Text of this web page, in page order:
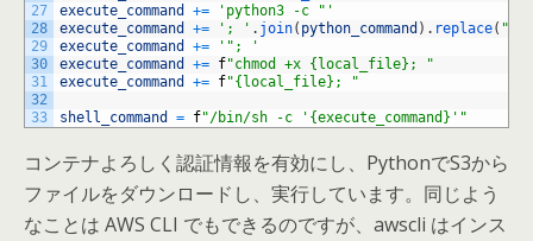
27
28
29
30
31
32
33
execute_command
+=
'python3 -c "'
execute_command
+= '; ' . join( python_command ) . replace( "'"
execute_command
+=
'"; '
execute_command
+= f"chmod +x {local_file}; "
execute_command
+= f"{local_file}; "
shell_command = f"/bin/sh -c '{execute_command}'"
コンテナよろしく認証情報を有効にし、PythonでS3から
ファイルをダウンロードし、実行しています。同じよう
なことは AWS CLI でもできるのですが、awscli はインス